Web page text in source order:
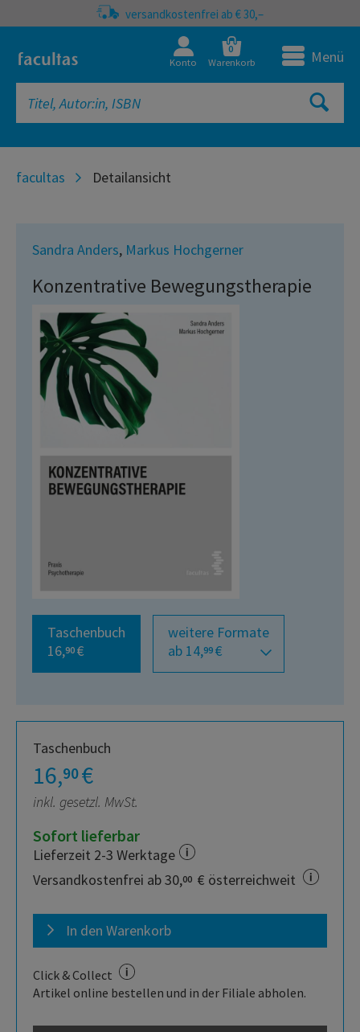
versandkostenfrei ab € 30,–
Konto
0
Warenkorb Menü
facultas Detailansicht
Sandra Anders, Markus Hochgerner
Konzentrative Bewegungstherapie
Taschenbuch
16,90 €
weitere Formate
ab 14,99 €
Taschenbuch
16,90€
inkl. gesetzl. MwSt.
Sofort lieferbar
Lieferzeit 2-3 Werktage
Versandkostenfrei ab 30,00 € österreichweit
In den Warenkorb
Click & Collect
Artikel online bestellen und in der Filiale abholen.